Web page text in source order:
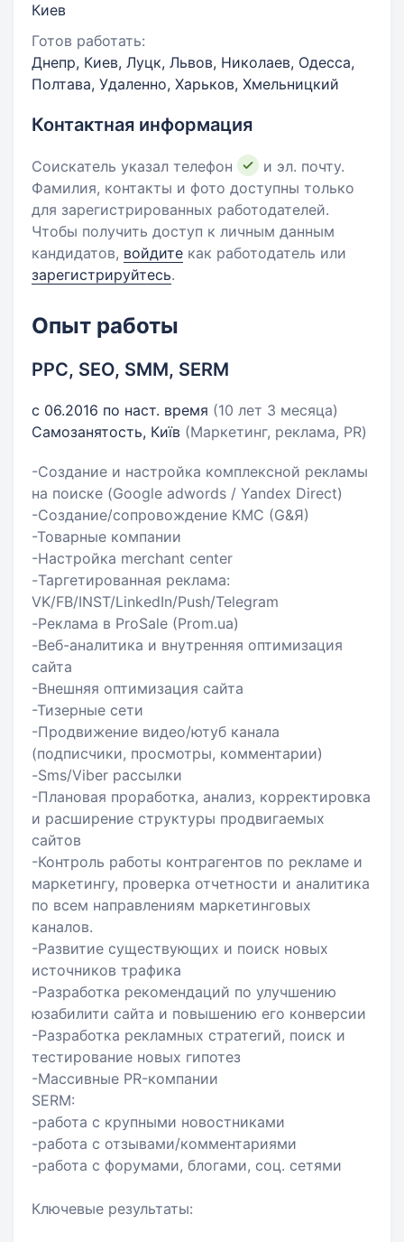
Киев
Готов работать:
Днепр, Киев, Луцк, Львов, Николаев, Одесса,
Полтава, Удаленно, Харьков, Хмельницкий
Контактная информация
Соискатель указал телефон
и эл. почту.
Фамилия, контакты и фото доступны только
для зарегистрированных работодателей.
Чтобы получить доступ к личным данным
кандидатов, войдите как работодатель или
зарегистрируйтесь.
Опыт работы
PPC, SEO, SMM, SERM
с 06.2016 по наст. время (10 лет 3 месяца)
Самозанятость, Київ (Маркетинг, реклама, PR)
-Создание и настройка комплексной рекламы
на поиске (Google adwords / Yandex Direct)
-Создание/сопровождение КМС (G&Я)
-Товарные компании
-Настройка merchant center
-Таргетированная реклама:
VK/FB/INST/LinkedIn/Push/Telegram
-Реклама в ProSale (Prom.ua)
-Веб-аналитика и внутренняя оптимизация
сайта
-Внешняя оптимизация сайта
-Тизерные сети
-Продвижение видео/ютуб канала
(подписчики, просмотры, комментарии)
-Sms/Viber рассылки
-Плановая проработка, анализ, корректировка
и расширение структуры продвигаемых
сайтов
-Контроль работы контрагентов по рекламе и
маркетингу, проверка отчетности и аналитика
по всем направлениям маркетинговых
каналов.
-Развитие существующих и поиск новых
источников трафика
-Разработка рекомендаций по улучшению
юзабилити сайта и повышению его конверсии
-Разработка рекламных стратегий, поиск и
тестирование новых гипотез
-Массивные PR-компании
SERM:
-работа с крупными новостниками
-работа с отзывами/комментариями
-работа с форумами, блогами, соц. сетями
Ключевые результаты: